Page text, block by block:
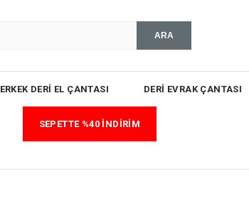
ERKEK DERİ EL ÇANTASI DERİ EVRAK ÇANTASI
SEPETTE %40 İNDİRİM